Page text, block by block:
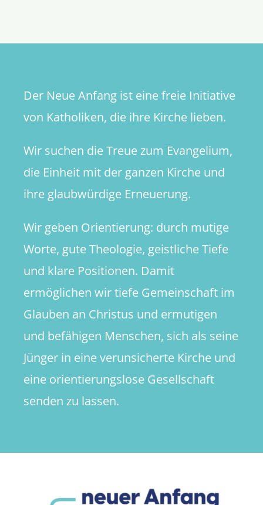
Der Neue Anfang ist eine freie Initiative
von Katholiken, die ihre Kirche lieben.
Wir suchen die Treue zum Evangelium,
die Einheit mit der ganzen Kirche und
ihre glaubwürdige Erneuerung.
Wir geben Orientierung: durch mutige
Worte, gute Theologie, geistliche Tiefe
und klare Positionen. Damit
ermöglichen wir tiefe Gemeinschaft im
Glauben an Christus und ermutigen
und befähigen Menschen, sich als seine
Jünger in eine verunsicherte Kirche und
eine orientierungslose Gesellschaft
senden zu lassen.